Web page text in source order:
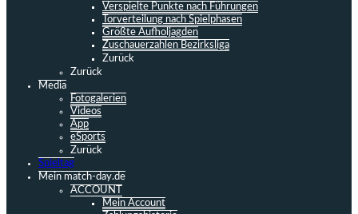
Verspielte Punkte nach Führungen
Torverteilung nach Spielphasen
Größte Aufholjagden
Zuschauerzahlen Bezirksliga
Zurück
Zurück
Media
Fotogalerien
Videos
App
eSports
Zurück
Spieltag
Mein match-day.de
ACCOUNT
Mein Account